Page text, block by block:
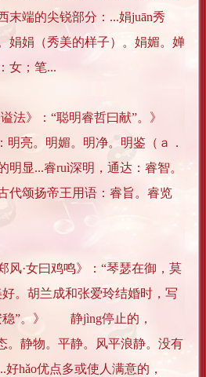
末端的尖锐部分：...娟juān秀
娟娟（秀美的样子）。娟媚。婵
女；笔...
谥法》：“聪明睿哲曰献”。》
明亮。明媚。明净。明鉴（ａ．
明显...睿ruì深明，通达：睿智。
代颂扬帝王用语：睿旨。睿览
·女曰鸡鸣》：“琴瑟在御，莫
。胡兰成和张爱玲结婚时，写
稳”。》 静jìng停止的，
。静物。平静。风平浪静。没有
hǎo优点多或使人满意的，